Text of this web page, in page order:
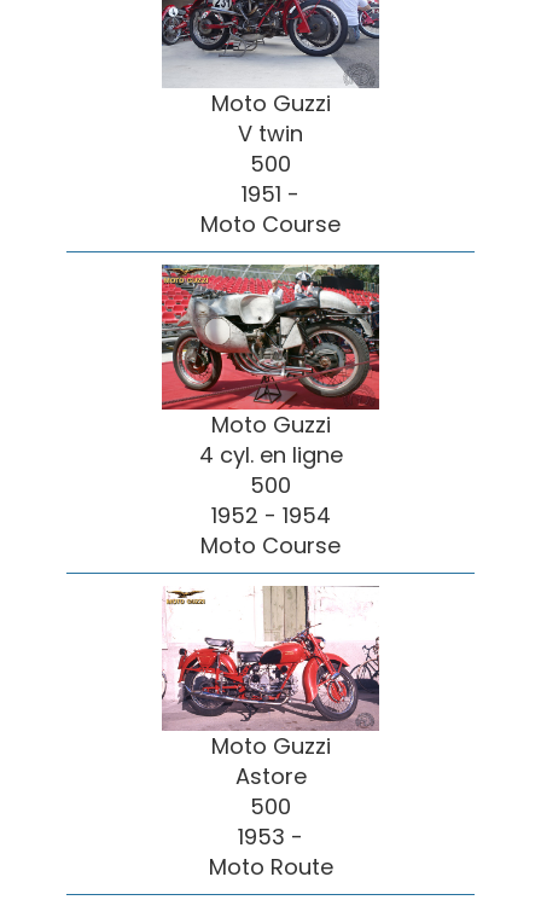
Moto Guzzi
V twin
500
1951 -
Moto Course
Moto Guzzi
4 cyl. en ligne
500
1952 - 1954
Moto Course
Moto Guzzi
Astore
500
1953 -
Moto Route